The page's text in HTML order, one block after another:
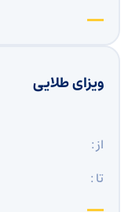
ویزای طلایی
از :
تا :